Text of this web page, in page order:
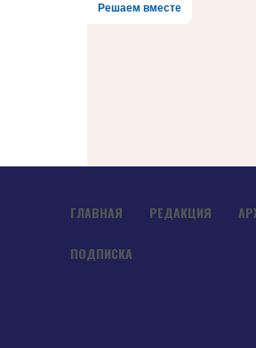
Решаем вместе
ГЛАВНАЯ РЕДАКЦИЯ
ПОДПИСКА